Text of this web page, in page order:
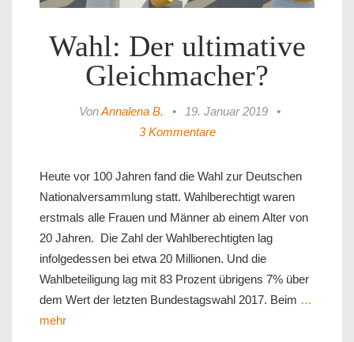
Wahl: Der ultimative
Gleichmacher?
VonAnnalena B. • 19. Januar 2019
•
3 Kommentare
Heute vor 100 Jahren fand die Wahl zur Deutschen
Nationalversammlung statt. Wahlberechtigt waren
erstmals alle Frauen und Männer ab einem Alter von
20 Jahren. Die Zahl der Wahlberechtigten lag
infolgedessen bei etwa 20 Millionen. Und die
Wahlbeteiligung lag mit 83 Prozent übrigens 7% über
dem Wert der letzten Bundestagswahl 2017. Beim …
mehr